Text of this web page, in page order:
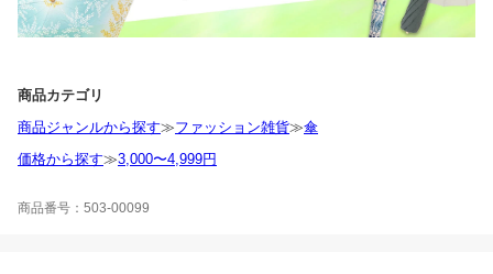
商品カテゴリ
商品ジャンルから探す≫ファッション雑貨≫傘
価格から探す≫3,000〜4,999円
商品番号：503-00099